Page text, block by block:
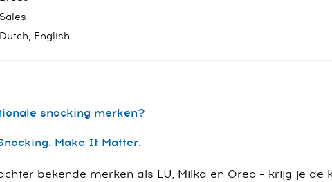
Sales
Dutch, English
snacking merken?
Make It Matter.
bekende merken als LU, Milka en Oreo – krijg je de